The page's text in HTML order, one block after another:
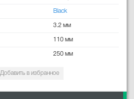
Black
3.2 мм
110 мм
250 мм
Добавить в избранное